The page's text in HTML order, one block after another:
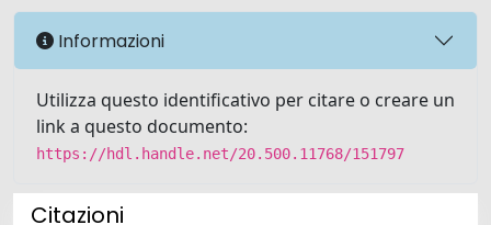
Informazioni
Utilizza questo identificativo per citare o creare un
link a questo documento:
https://hdl.handle.net/20.500.11768/151797
Citazioni